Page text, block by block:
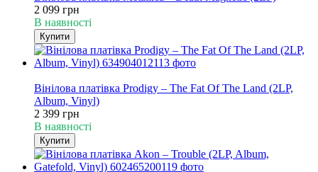
2 099 грн
В наявності
Купити
Вінілова платівка Prodigy – The Fat Of The Land (2LP,
Album, Vinyl)
2 399 грн
В наявності
Купити